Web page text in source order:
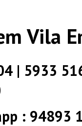
Vila
| 5933
: 94893